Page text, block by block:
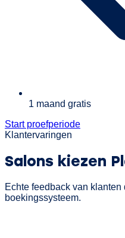
1 maand gratis
Start proefperiode
Klantervaringen
Salons kiezen
Echte feedback van
boekingssysteem.